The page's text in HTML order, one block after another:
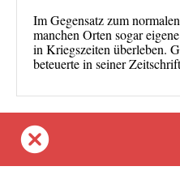
Im Gegensatz zum
manchen Orten sogar
in Kriegszeiten überleben.
beteuerte in seiner